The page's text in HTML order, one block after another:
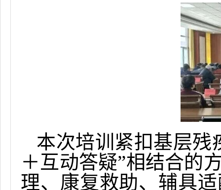
本次培训紧扣基层残
＋互动答疑”相结合的
理、康复救助、辅具